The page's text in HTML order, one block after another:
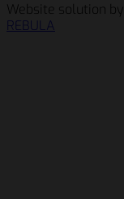
Website solution by
REBULA